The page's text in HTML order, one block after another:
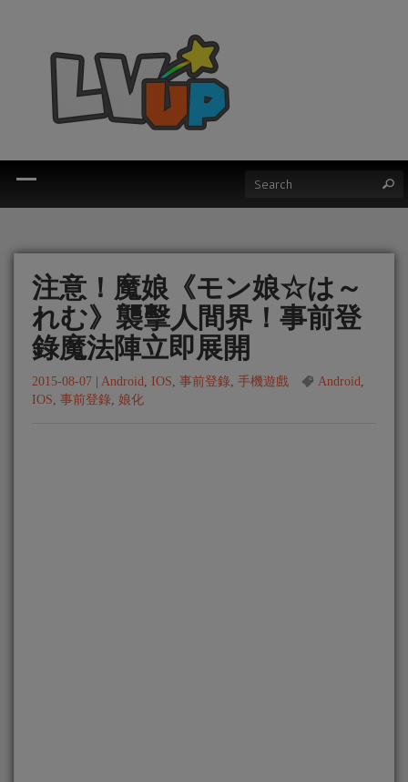
注意！魔娘《モン娘☆は～
れむ》襲擊人間界！事前登
錄魔法陣立即展開
2015-08-07 Android, IOS, 事前登錄, 手機遊戲 Android,
IOS, 事前登錄, 娘化